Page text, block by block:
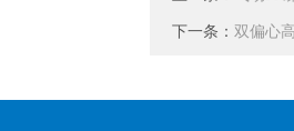
下一条： 双偏心